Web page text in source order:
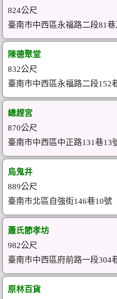
824公尺
臺南市中西區永福路二段81
陳德聚堂
832公尺
臺南市中西區永福路二段152
總趕宮
870公尺
臺南市中西區中正路131巷13
烏鬼井
889公尺
臺南市北區自強街146巷10號
蕭氏節孝坊
982公尺
臺南市中西區府前路一段304
原林百貨